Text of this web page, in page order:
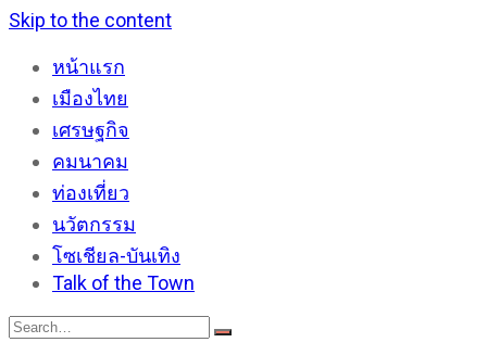
Skip to the content
หน้าแรก
เมืองไทย
เศรษฐกิจ
คมนาคม
ท่องเที่ยว
นวัตกรรม
โซเชียล-บันเทิง
Talk of the Town